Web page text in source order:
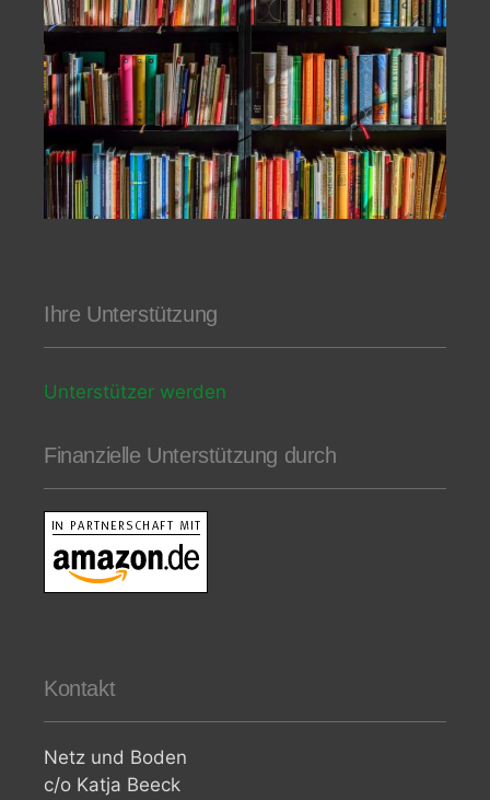
Ihre Unterstützung
Unterstützer werden
Finanzielle Unterstützung durch
Kontakt
Netz und Boden
c/o Katja Beeck